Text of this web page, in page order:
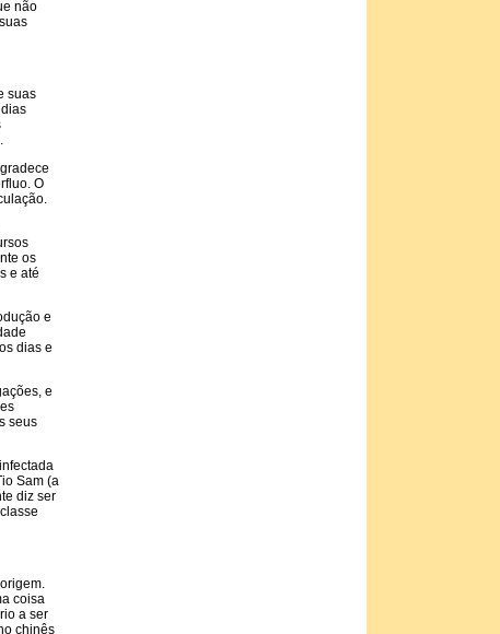
não
suas
O
os
e até
e
dias e
e
seus
Sam (a
diz ser
coisa
a ser
chinês